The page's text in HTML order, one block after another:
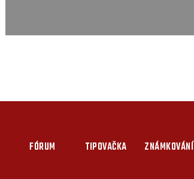
FÓRUM TIPOVAČKA ZNÁMKOVÁNÍ